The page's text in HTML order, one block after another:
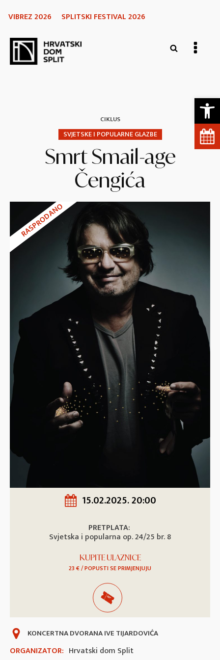
VIBREZ 2026 SPLITSKI FESTIVAL 2026
CIKLUS
SVJETSKE I POPULARNE GLAZBE
Smrt Smail-age
Čengića
RASPRODANO
15.02.2025. 20:00
PRETPLATA:
Svjetska i popularna op. 24/25 br. 8
KUPITE ULAZNICE
23 € / POPUSTI SE PRIMJENJUJU
ORGANIZATOR: Hrvatski dom Split
KONCERTNA DVORANA IVE TIJARDOVIĆA